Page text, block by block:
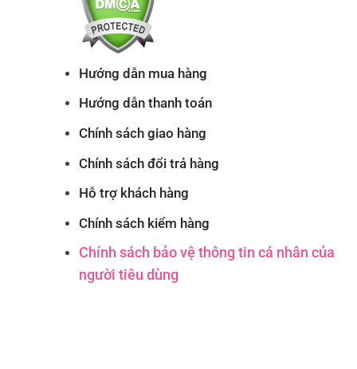
Hướng dẫn mua hàng
Hướng dẫn thanh toán
Chính sách giao hàng
Chính sách đổi trả hàng
Hỗ trợ khách hàng
Chính sách kiểm hàng
Chính sách bảo vệ thông tin cá nhân của
người tiêu dùng